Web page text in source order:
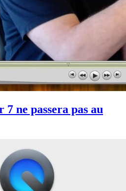
ne passera pas au